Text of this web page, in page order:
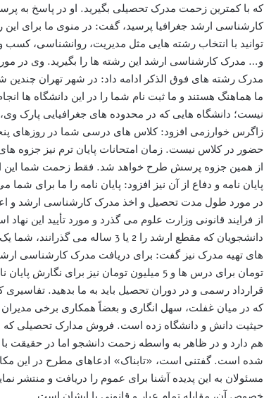
که با کمترین زحمت مدرک تحصیلی بگیرید. او در پاسخ به
کارشناسی ارشد جغرافیا پرسید، گفت: در منوی ما برای
توانید با انتخاب رشته هایی مثل مدیریت، روانشناسی،
و… مدرک کارشناسی ارشد این رشته ها را بگیرید. وی در
مدرک رشته های فوق الذکر ادامه داد: در شهر تهران
ما هماهنگ هستند و ما ثبت نام شما را در این دانشگاه ها
نیست؛ دانشگاه هایی که در محدوده های جغرافیایی پارک
زاگرس خوارزمی افزود: کلاس های درسی شما در روزهای
از همین جزوه پرسش طرح خواهد شد. فقط زحمت شما این
پایان نامه و دفاع از آن نیز افزود: پایان نامه را ما برای
در مورد طول مدت تحصیل و اخذ مدرک کارشناسی ارشد و
از فرایند قانونی وزارت علوم می گذرد و مورد تأیید این
دانشجویان که مقطع ارشد را 2 یا 3
تومان برای درس ها و 5 میلیون تومان نیز
قرارداد رسمی و در دوران تحصیل باید به ما بدهید.
که در میان غفلت، سهل انگاری و بعضاً همکاری برخی
حیثیت دانش و دانشگاه زده است. فروش مدارک تحصیلی که
هم دارد و در ظاهر به واسطه زحمت دانشجو اما در حقیقت
شده است. گفتنی است، «تابناک» ادعاهای مطرح در این
مسئولان به این پدیده آشنا برای عموم را دریافت و منتشر